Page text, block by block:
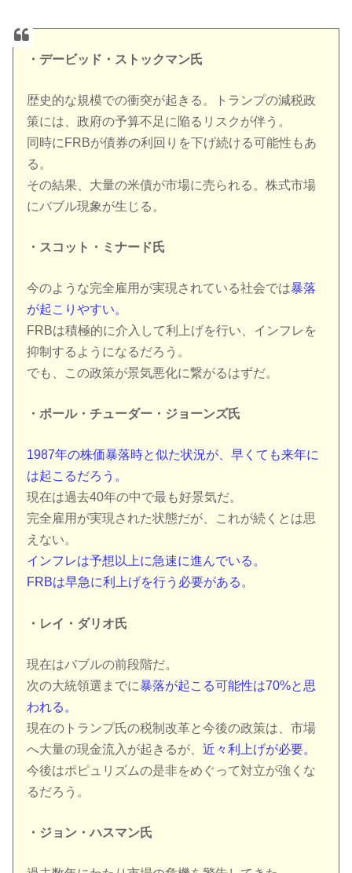
・デービッド・ストックマン氏
歴史的な規模での衝突が起きる。トランプの減税政
策には、政府の予算不足に陥るリスクが伴う。
同時にFRBが債券の利回りを下げ続ける可能性もあ
る。
その結果、大量の米債が市場に売られる。株式市場
にバブル現象が生じる。
・スコット・ミナード氏
今のような完全雇用が実現されている社会では暴落
が起こりやすい。
FRBは積極的に介入して利上げを行い、インフレを
抑制するようになるだろう。
でも、この政策が景気悪化に繋がるはずだ。
・ポール・チューダー・ジョーンズ氏
1987年の株価暴落時と似た状況が、早くても来年に
は起こるだろう。
現在は過去40年の中で最も好景気だ。
完全雇用が実現された状態だが、これが続くとは思
えない。
インフレは予想以上に急速に進んでいる。
FRBは早急に利上げを行う必要がある。
・レイ・ダリオ氏
現在はバブルの前段階だ。
次の大統領選までに暴落が起こる可能性は70%と思
われる。
現在のトランプ氏の税制改革と今後の政策は、市場
へ大量の現金流入が起きるが、近々利上げが必要。
今後はポピュリズムの是非をめぐって対立が強くな
るだろう。
・ジョン・ハスマン氏